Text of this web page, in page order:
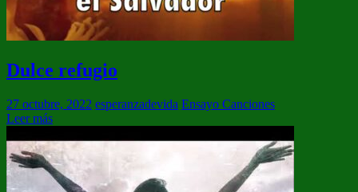
Dulce refugio
27 octubre, 2022 esperanzadevida Ensayo Canciones
Leer más